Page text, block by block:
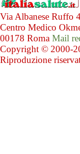
Via Albanese Ruffo
Centro Medico
00178 Roma Mail
Copyright © 2000-
Riproduzione